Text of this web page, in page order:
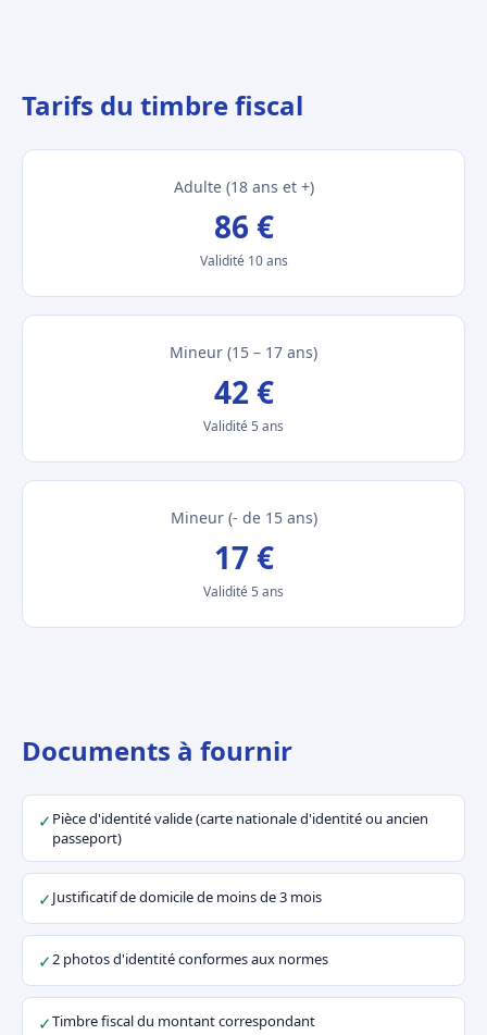
Tarifs du timbre fiscal
Adulte (18 ans et +)
86 €
Validité 10 ans
Mineur (15 – 17 ans)
42 €
Validité 5 ans
Mineur (- de 15 ans)
17 €
Validité 5 ans
Documents à fournir
✓ Pièce d'identité valide (carte nationale d'identité ou ancien
passeport)
✓Justificatif de domicile de moins de 3 mois
✓2 photos d'identité conformes aux normes
✓Timbre fiscal du montant correspondant